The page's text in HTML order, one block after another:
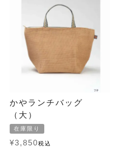
かやランチバッグ
（大）
在庫限り
¥3,850税込